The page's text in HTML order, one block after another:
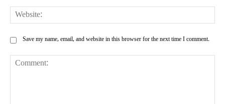
Save my name, email, and website in this browser for the next time I comment.